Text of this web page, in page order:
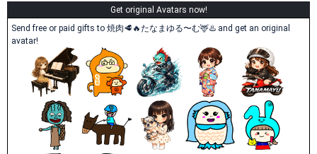
Get original Avatars now!
Send free or paid gifts to 焼肉🥩🔥たなまゆる〜む🦌♨️ and get an original
avatar!